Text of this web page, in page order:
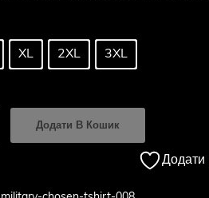
XL 2XL 3XL
Додати В Кошик
Додати